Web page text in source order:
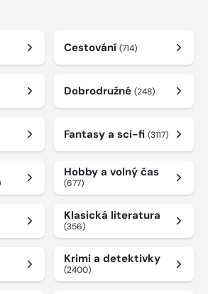
Cestování (714)
Dobrodružné (248)
Fantasy a sci-fi (3117)
Hobby a volný čas
(677)
Klasická literatura
(356)
Krimi a detektivky
(2400)